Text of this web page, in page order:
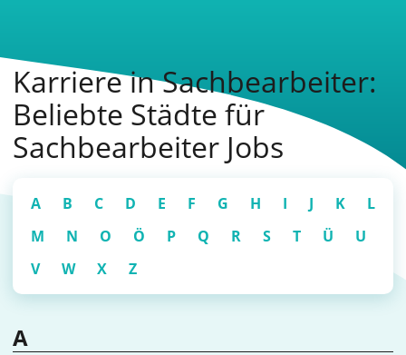
Karriere in Sachbearbeiter:
Beliebte Städte für
Sachbearbeiter Jobs
A B C D E F G H I J K
L
M
N O Ö P Q R S T Ü
U
V
W X Z
A